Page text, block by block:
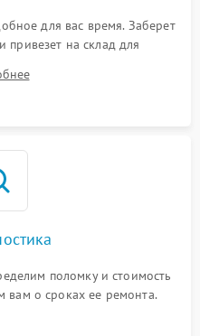
для вас время. Заберет
привезет на склад для
поломку и стоимость
вам о сроках ее ремонта.